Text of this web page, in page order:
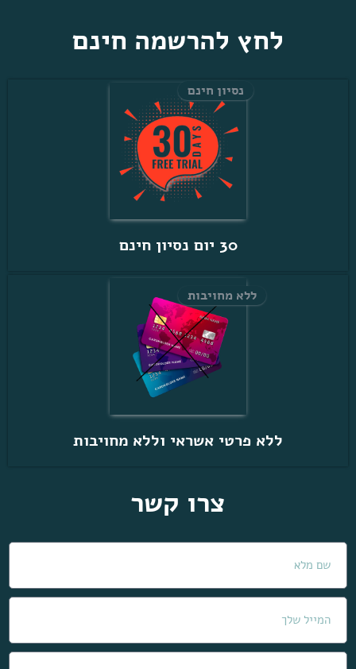
לחץ להרשמה חינם
30 יום נסיון חינם
נסיון חינם
ללא פרטי אשראי וללא מחויבות
ללא מחויבות
צרו קשר